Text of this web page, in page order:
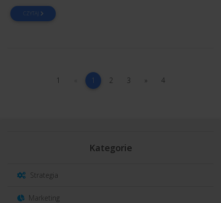
CZYTAJ
1 poprzednia
1 (current)
22 33 »następna
44
Kategorie
Strategia
Marketing